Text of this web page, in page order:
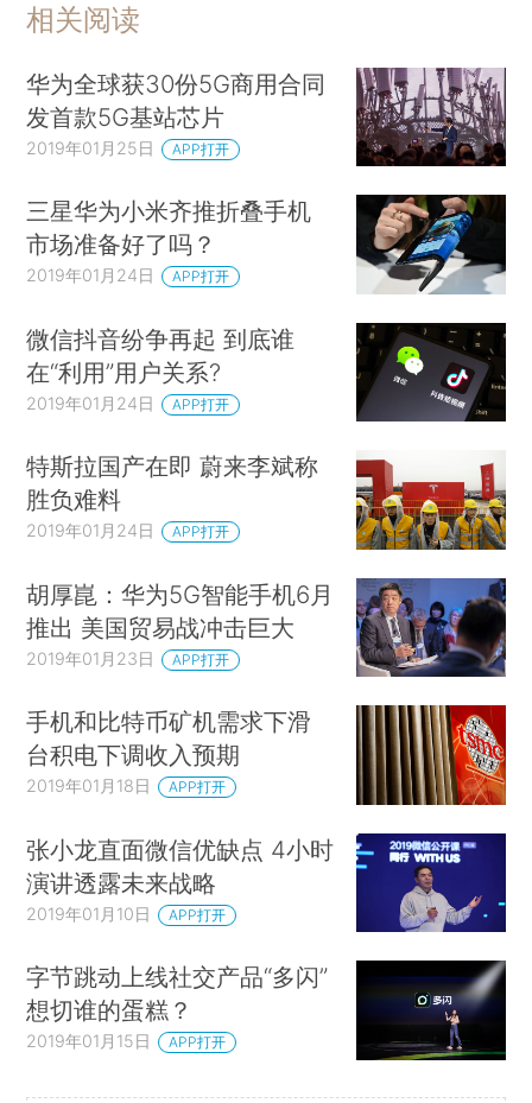
相关阅读
华为全球获30份5G商用合同
发首款5G基站芯片
2019年01月25日 APP打开
三星华为小米齐推折叠手机
市场准备好了吗？
2019年01月24日 APP打开
微信抖音纷争再起 到底谁
在“利用”用户关系?
2019年01月24日 APP打开
特斯拉国产在即 蔚来李斌称
胜负难料
2019年01月24日 APP打开
胡厚崑：华为5G智能手机6月
推出 美国贸易战冲击巨大
2019年01月23日 APP打开
手机和比特币矿机需求下滑
台积电下调收入预期
2019年01月18日 APP打开
张小龙直面微信优缺点 4小时
演讲透露未来战略
2019年01月10日 APP打开
字节跳动上线社交产品“多闪”
想切谁的蛋糕？
2019年01月15日 APP打开